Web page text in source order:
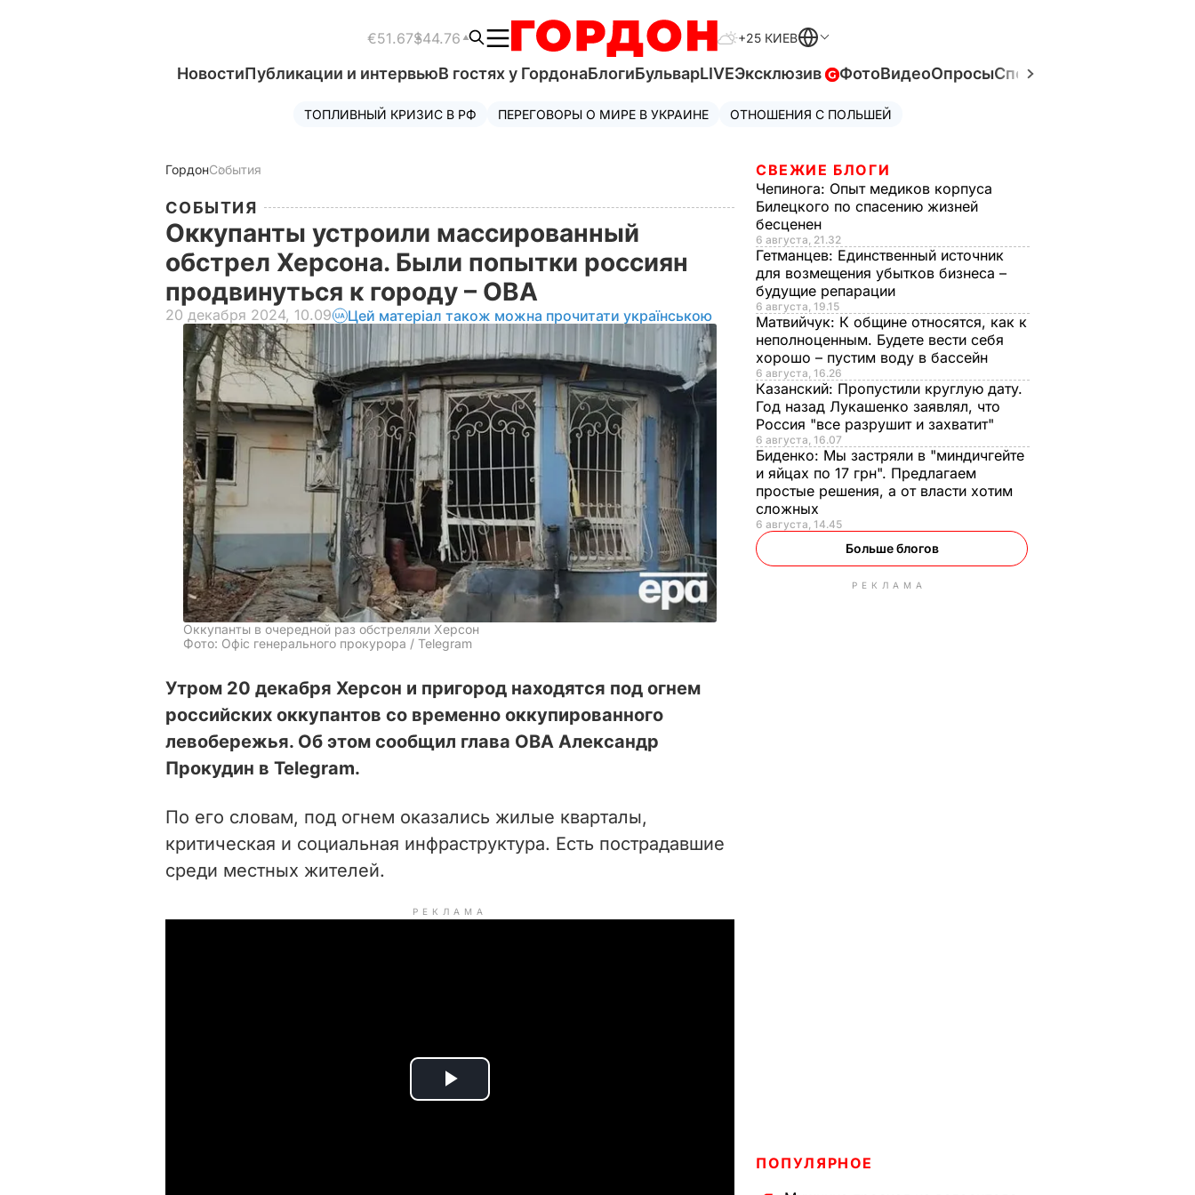
€51.67$44.76 +25 КИЕВ
НовостиПубликации и интервьюВ гостях у ГордонаБлогиБульварLIVEЭксклюзив ФотоВидеоОпросыСпецпроекты
ТОПЛИВНЫЙ КРИЗИС В РФ ПЕРЕГОВОРЫ О МИРЕ В УКРАИНЕ ОТНОШЕНИЯ С ПОЛЬШЕЙ
ГордонСобытия
СОБЫТИЯ
Оккупанты устроили массированный
обстрел Херсона. Были попытки россиян
продвинуться к городу – ОВА
20 декабря 2024, 10.09 Цей матеріал також можна прочитати українською
Оккупанты в очередной раз обстреляли Херсон
Фото: Офіс генерального прокурора / Telegrаm
Утром 20 декабря Херсон и пригород находятся под огнем
российских оккупантов со временно оккупированного
левобережья. Об этом сообщил глава ОВА Александр
Прокудин в Telegram.
По его словам, под огнем оказались жилые кварталы,
критическая и социальная инфраструктура. Есть пострадавшие
среди местных жителей.
РЕКЛАМА
P
СВЕЖИЕ БЛОГИ
Чепинога: Опыт медиков корпуса
Билецкого по спасению жизней
бесценен
6 августа, 21.32
Гетманцев: Единственный источник
для возмещения убытков бизнеса –
будущие репарации
6 августа, 19.15
Матвийчук: К общине относятся, как к
неполноценным. Будете вести себя
хорошо – пустим воду в бассейн
6 августа, 16.26
Казанский: Пропустили круглую дату.
Год назад Лукашенко заявлял, что
Россия "все разрушит и захватит"
6 августа, 16.07
Биденко: Мы застряли в "миндичгейте
и яйцах по 17 грн". Предлагаем
простые решения, а от власти хотим
сложных
6 августа, 14.45
Больше блогов
РЕКЛАМА
ПОПУЛЯРНОЕ